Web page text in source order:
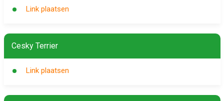
Link plaatsen
Cesky Terrier
Link plaatsen